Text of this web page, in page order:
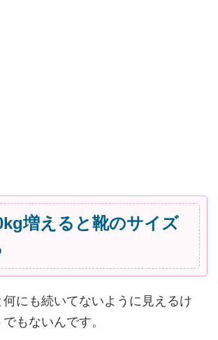
増えると靴のサイズ
にも続いてないように見えるけ
もないんです。